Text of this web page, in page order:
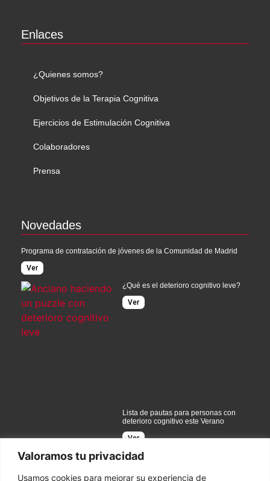
Valoramos tu privacidad
Usamos cookies para mejorar su experiencia de
Enlaces
¿Quienes somos?
Objetivos de la Terapia Cognitiva
Ejercicios de Estimulación Cognitiva
Colaboradores
Prensa
Novedades
Programa de contratación de jóvenes de la Comunidad de Madrid
Ver
¿Qué es el deterioro cognitivo leve?
Ver
Lista de pautas para personas con
deterioro cognitivo este Verano
Ver